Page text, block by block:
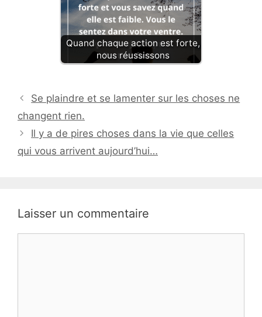
Quand chaque action est forte,
nous réussissons
Se plaindre et se lamenter sur les choses ne
changent rien.
Il y a de pires choses dans la vie que celles
qui vous arrivent aujourd’hui…
Laisser un commentaire